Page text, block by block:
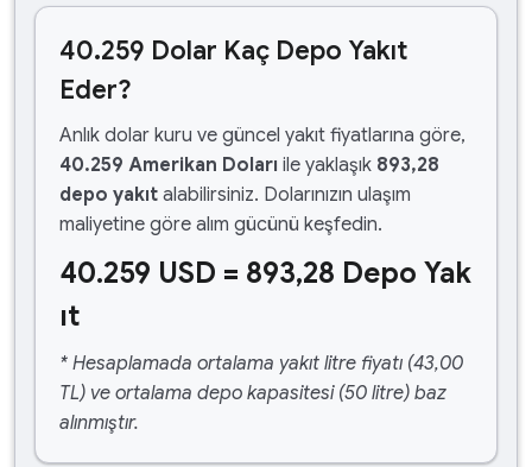
40.259 Dolar Kaç Depo Yakıt
Eder?
Anlık dolar kuru ve güncel yakıt fiyatlarına göre,
40.259 Amerikan Doları ile yaklaşık 893,28
depo yakıt alabilirsiniz. Dolarınızın ulaşım
maliyetine göre alım gücünü keşfedin.
40.259 USD = 893,28 Depo Yak
ıt
* Hesaplamada ortalama yakıt litre fiyatı (43,00
TL) ve ortalama depo kapasitesi (50 litre) baz
alınmıştır.